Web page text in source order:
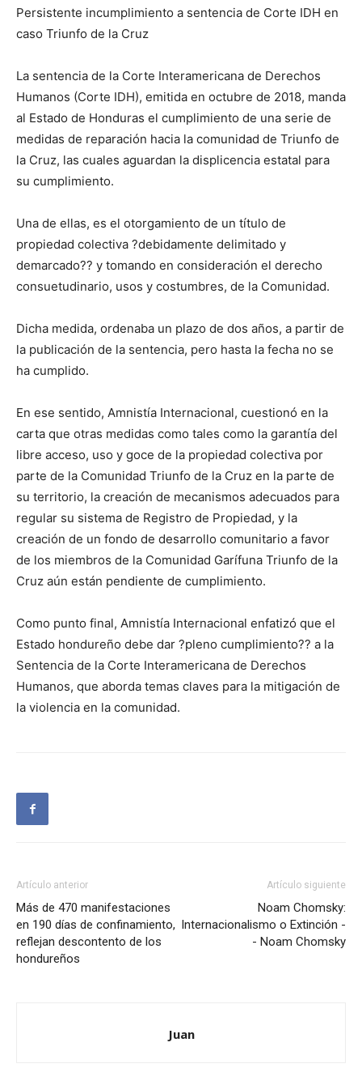
Persistente incumplimiento a sentencia de Corte IDH en
caso Triunfo de la Cruz
La sentencia de la Corte Interamericana de Derechos
Humanos (Corte IDH), emitida en octubre de 2018, manda
al Estado de Honduras el cumplimiento de una serie de
medidas de reparación hacia la comunidad de Triunfo de
la Cruz, las cuales aguardan la displicencia estatal para
su cumplimiento.
Una de ellas, es el otorgamiento de un título de
propiedad colectiva ?debidamente delimitado y
demarcado?? y tomando en consideración el derecho
consuetudinario, usos y costumbres, de la Comunidad.
Dicha medida, ordenaba un plazo de dos años, a partir de
la publicación de la sentencia, pero hasta la fecha no se
ha cumplido.
En ese sentido, Amnistía Internacional, cuestionó en la
carta que otras medidas como tales como la garantía del
libre acceso, uso y goce de la propiedad colectiva por
parte de la Comunidad Triunfo de la Cruz en la parte de
su territorio, la creación de mecanismos adecuados para
regular su sistema de Registro de Propiedad, y la
creación de un fondo de desarrollo comunitario a favor
de los miembros de la Comunidad Garífuna Triunfo de la
Cruz aún están pendiente de cumplimiento.
Como punto final, Amnistía Internacional enfatizó que el
Estado hondureño debe dar ?pleno cumplimiento?? a la
Sentencia de la Corte Interamericana de Derechos
Humanos, que aborda temas claves para la mitigación de
la violencia en la comunidad.
Artículo anterior
Más de 470 manifestaciones
en 190 días de confinamiento,
reflejan descontento de los
hondureños
Artículo siguiente
Noam Chomsky:
Internacionalismo o Extinción -
- Noam Chomsky
Juan